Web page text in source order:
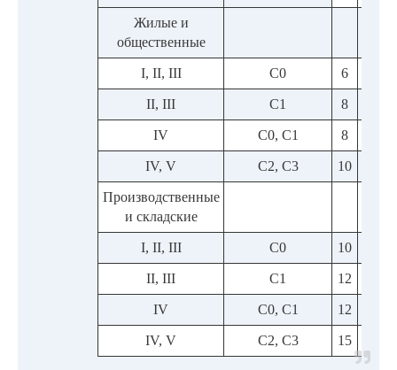
Жилые и
общественные
I, II, III С0 6
II, III С1 8
IV С0, С1 8
IV, V С2, С3 10
Производственные
и складские
I, II, III С0 10
II, III С1 12
IV С0, С1 12
IV, V С2, С3 15